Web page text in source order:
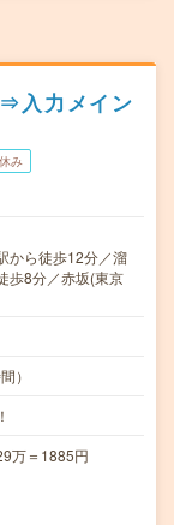
入力メイン
み
から徒歩12分／溜
歩8分／赤坂(東京
）
万＝1885円